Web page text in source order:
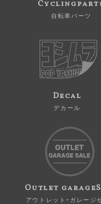
自転車パーツ
Decal
デカール
Outlet
アウトレット・ガレージ